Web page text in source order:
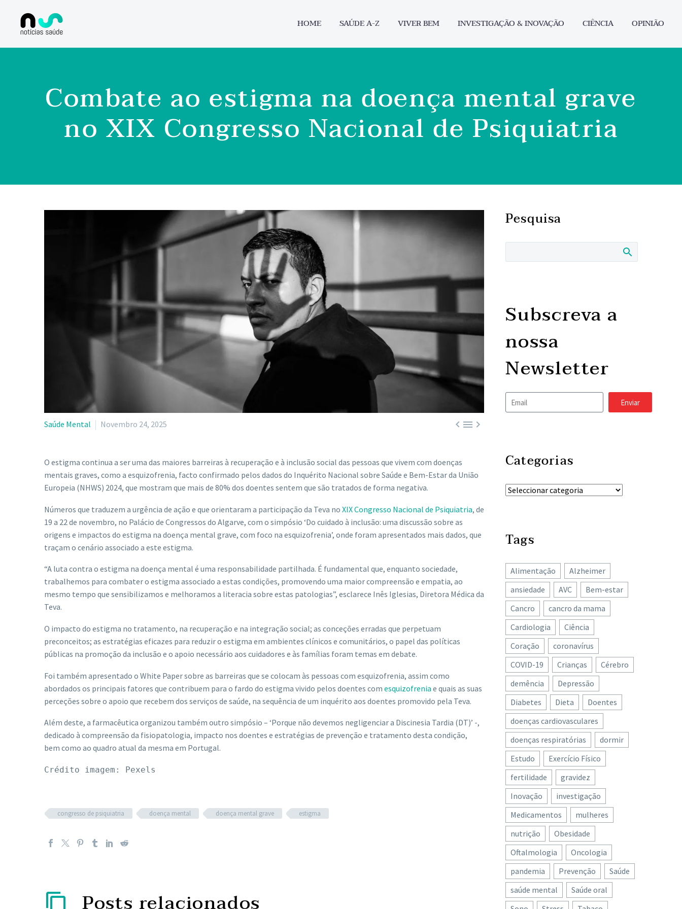
HOME SAÚDE A-Z VIVER BEM INVESTIGAÇÃO & INOVAÇÃO CIÊNCIA OPINIÃO
Combate ao estigma na doença mental grave
no XIX Congresso Nacional de Psiquiatria

Saúde Mental Novembro 24, 2025
O estigma continua a ser uma das maiores barreiras à recuperação e à inclusão social das pessoas que vivem com doenças
mentais graves, como a esquizofrenia, facto confirmado pelos dados do Inquérito Nacional sobre Saúde e Bem-Estar da União
Europeia (NHWS) 2024, que mostram que mais de 80% dos doentes sentem que são tratados de forma negativa.
Números que traduzem a urgência de ação e que orientaram a participação da Teva no XIX Congresso Nacional de Psiquiatria, de
19 a 22 de novembro, no Palácio de Congressos do Algarve, com o simpósio ‘Do cuidado à inclusão: uma discussão sobre as
origens e impactos do estigma na doença mental grave, com foco na esquizofrenia’, onde foram apresentados mais dados, que
traçam o cenário associado a este estigma.
“A luta contra o estigma na doença mental é uma responsabilidade partilhada. É fundamental que, enquanto sociedade,
trabalhemos para combater o estigma associado a estas condições, promovendo uma maior compreensão e empatia, ao
mesmo tempo que sensibilizamos e melhoramos a literacia sobre estas patologias”, esclarece Inês Iglesias, Diretora Médica da
Teva.
O impacto do estigma no tratamento, na recuperação e na integração social; as conceções erradas que perpetuam
preconceitos; as estratégias eficazes para reduzir o estigma em ambientes clínicos e comunitários, o papel das políticas
públicas na promoção da inclusão e o apoio necessário aos cuidadores e às famílias foram temas em debate.
Foi também apresentado o White Paper sobre as barreiras que se colocam às pessoas com esquizofrenia, assim como
abordados os principais fatores que contribuem para o fardo do estigma vivido pelos doentes com esquizofrenia e quais as suas
perceções sobre o apoio que recebem dos serviços de saúde, na sequência de um inquérito aos doentes promovido pela Teva.
Além deste, a farmacêutica organizou também outro simpósio – ‘Porque não devemos negligenciar a Discinesia Tardia (DT)’ -,
dedicado à compreensão da fisiopatologia, impacto nos doentes e estratégias de prevenção e tratamento desta condição,
bem como ao quadro atual da mesma em Portugal.
Crédito imagem: Pexels
congresso de psiquiatria doença mental doença mental grave estigma
Pesquisa
Subscreva a
nossa
Newsletter
Enviar
Categorias
Tags
Alimentação
Alzheimer
ansiedade
AVC
Bem-estar
Cancro
cancro da mama
Cardiologia
Ciência
Coração
coronavírus
COVID-19
Crianças
Cérebro
demência
Depressão
Diabetes
Dieta
Doentes
doenças cardiovasculares
doenças respiratórias
dormir
Estudo
Exercício Físico
fertilidade
gravidez
Inovação
investigação
Medicamentos
mulheres
nutrição
Obesidade
Oftalmologia
Oncologia
pandemia
Prevenção
Saúde
saúde mental
Saúde oral